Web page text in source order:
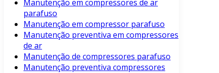
Manutenção em compressores de ar
parafuso
Manutenção em compressor parafuso
Manutenção preventiva em compressores
de ar
Manutenção de compressores parafuso
Manutenção preventiva compressores